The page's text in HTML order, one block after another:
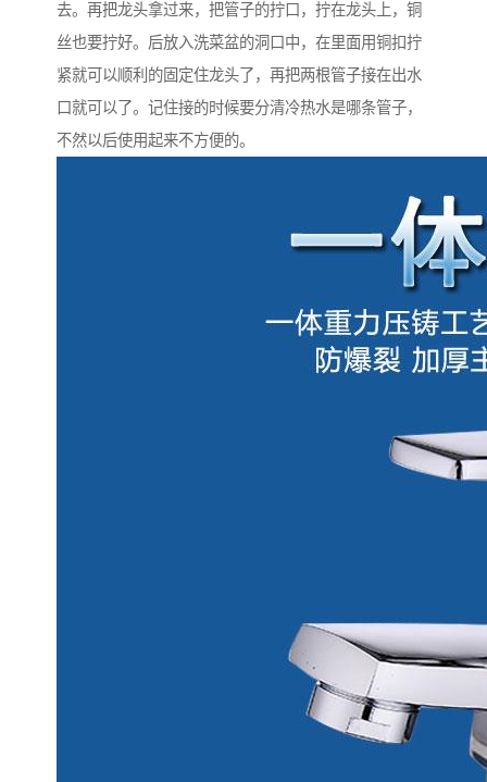
去。再把龙头拿过来，把管子的拧口，拧在龙头上，铜
丝也要拧好。后放入洗菜盆的洞口中，在里面用铜扣拧
紧就可以顺利的固定住龙头了，再把两根管子接在出水
口就可以了。记住接的时候要分清冷热水是哪条管子，
不然以后使用起来不方便的。